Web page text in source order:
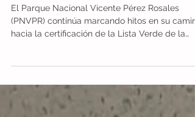
Verde
El Parque Nacional Vicente Pérez Rosales
excelencia se construye a través del trabajo
colaborativo y la voluntad de superar las
brechas de gestión. Sesión Comunidad Lista